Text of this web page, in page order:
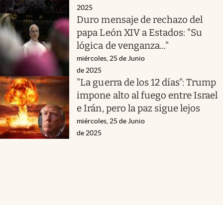
2025
Duro mensaje de rechazo del
papa León XIV a Estados: "Su
lógica de venganza..."
miércoles, 25 de Junio
de 2025
"La guerra de los 12 días": Trump
impone alto al fuego entre Israel
e Irán, pero la paz sigue lejos
miércoles, 25 de Junio
de 2025